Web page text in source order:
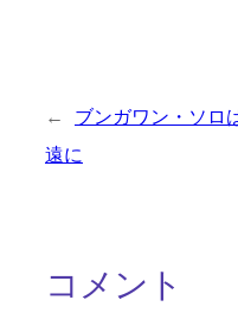
←
ブンガワン・ソロ
遠に
コメント